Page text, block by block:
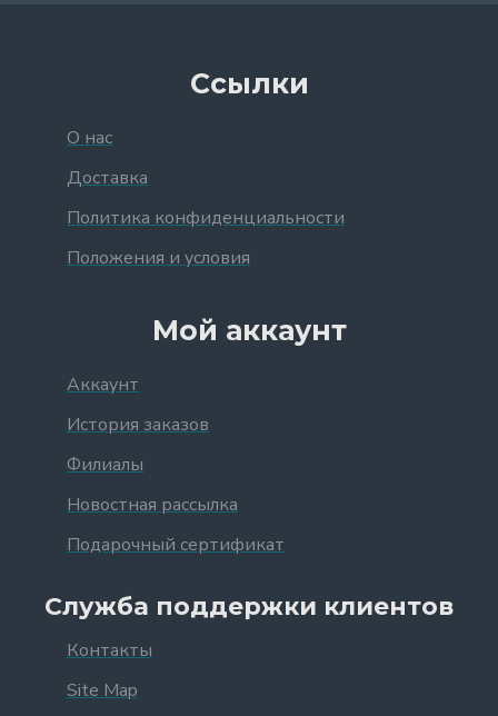
Ссылки
О нас
Доставка
Политика конфиденциальности
Положения и условия
Мой аккаунт
Аккаунт
История заказов
Филиалы
Новостная рассылка
Подарочный сертификат
Служба поддержки клиентов
Контакты
Site Map